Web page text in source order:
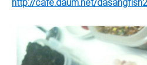
http://cafe.daum.net/